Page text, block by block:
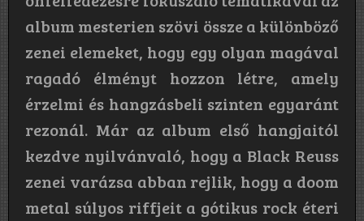
album mesterien szövi össze a különböző
zenei elemeket, hogy egy olyan magával
ragadó élményt hozzon létre, amely
érzelmi és hangzásbeli szinten egyaránt
rezonál. Már az album első hangjaitól
kezdve nyilvánvaló, hogy a Black Reuss
zenei varázsa abban rejlik, hogy a doom
metal súlyos riffjeit a gótikus rock éteri